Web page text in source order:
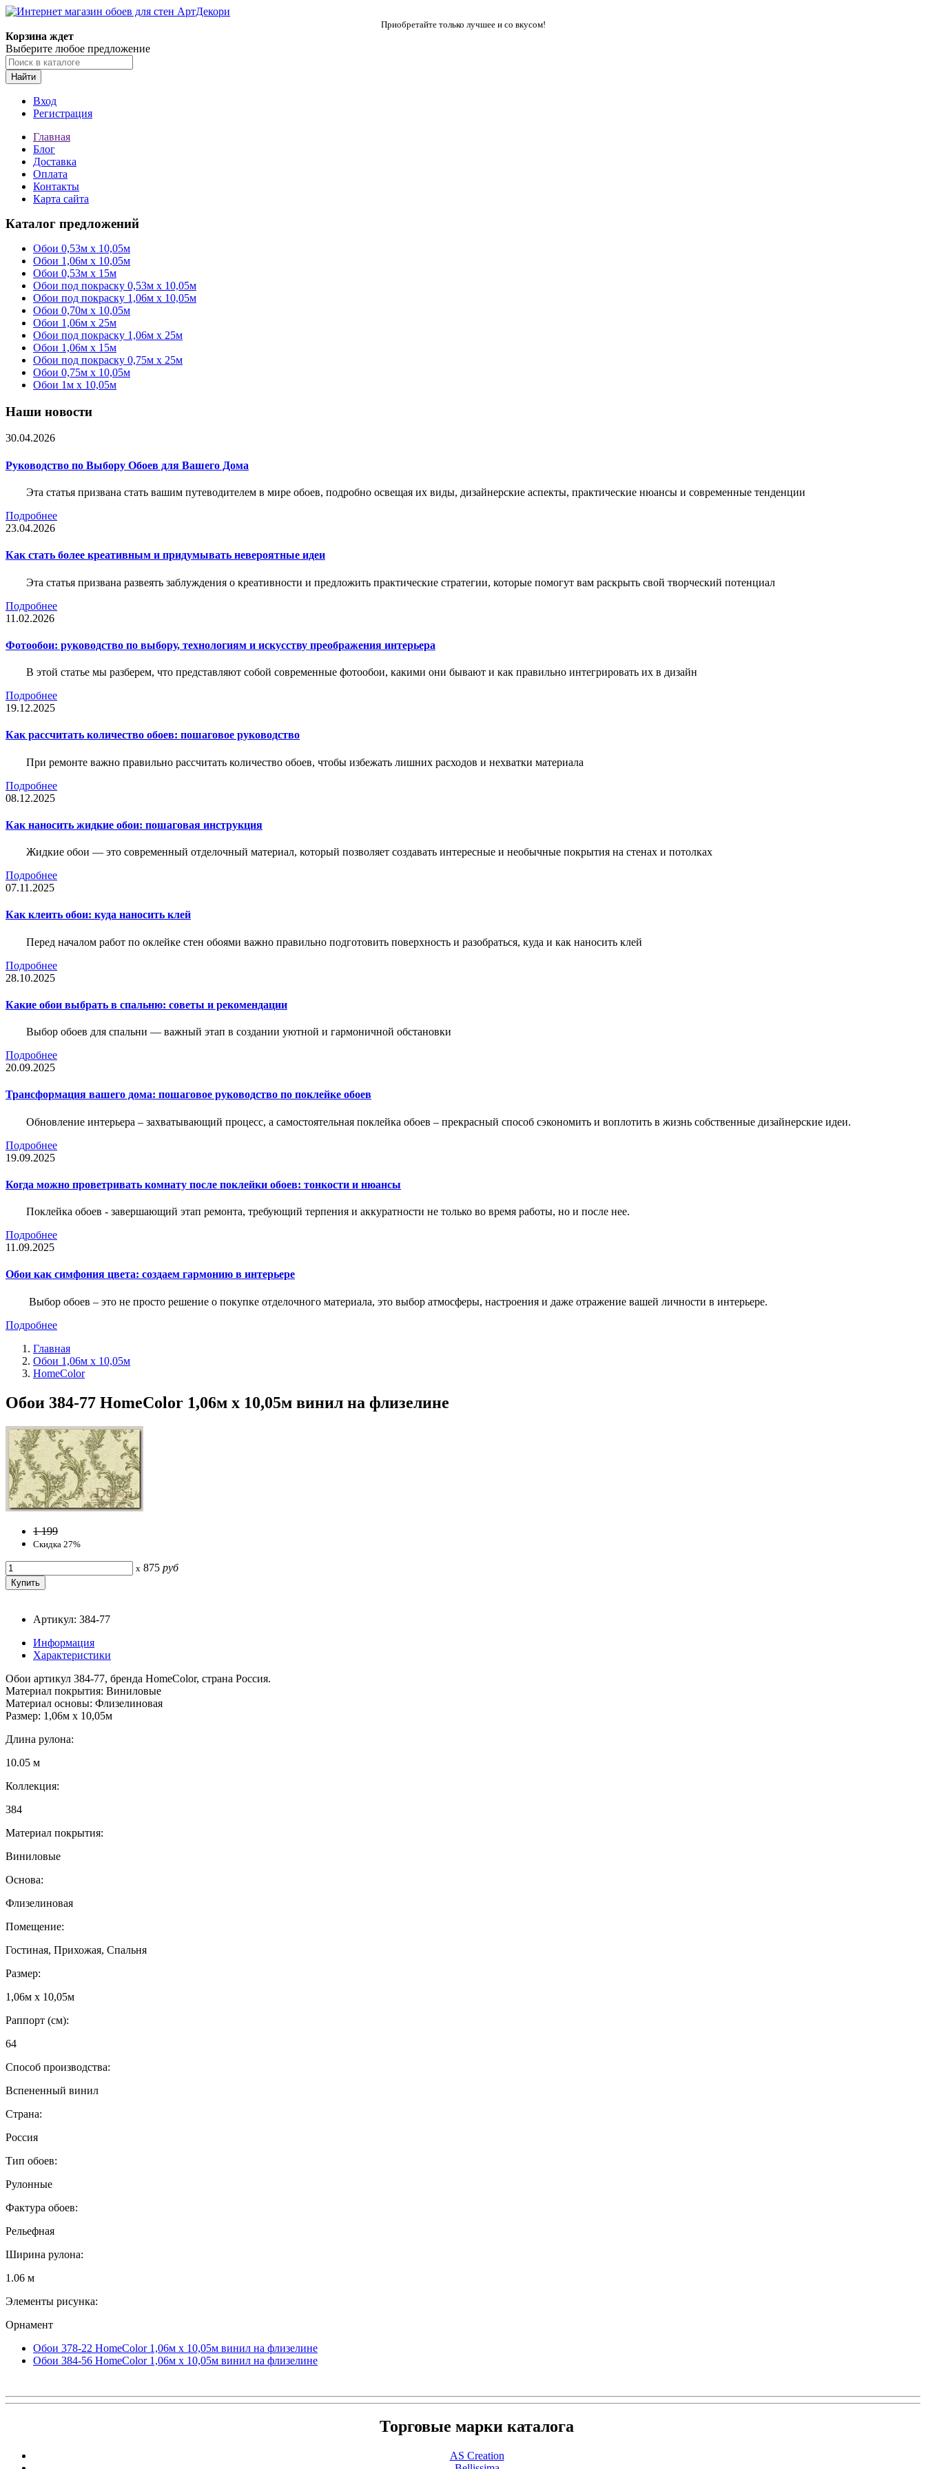
Приобретайте только лучшее и со вкусом!
Корзина ждет
Выберите любое предложение
Найти
Вход
Регистрация
Главная
Блог
Доставка
Оплата
Контакты
Карта сайта
Каталог предложений
Обои 0,53м x 10,05м
Обои 1,06м х 10,05м
Обои 0,53м x 15м
Обои под покраску 0,53м x 10,05м
Обои под покраску 1,06м х 10,05м
Обои 0,70м x 10,05м
Обои 1,06м x 25м
Обои под покраску 1,06м x 25м
Обои 1,06м x 15м
Обои под покраску 0,75м x 25м
Обои 0,75м x 10,05м
Обои 1м х 10,05м
Наши новости
30.04.2026
Руководство по Выбору Обоев для Вашего Дома
Эта статья призвана стать вашим путеводителем в мире обоев, подробно освещая их виды, дизайнерские аспекты, практические нюансы и современные тенденции
Подробнее
23.04.2026
Как стать более креативным и придумывать невероятные идеи
Эта статья призвана развеять заблуждения о креативности и предложить практические стратегии, которые помогут вам раскрыть свой творческий потенциал
Подробнее
11.02.2026
Фотообои: руководство по выбору, технологиям и искусству преображения интерьера
В этой статье мы разберем, что представляют собой современные фотообои, какими они бывают и как правильно интегрировать их в дизайн
Подробнее
19.12.2025
Как рассчитать количество обоев: пошаговое руководство
При ремонте важно правильно рассчитать количество обоев, чтобы избежать лишних расходов и нехватки материала
Подробнее
08.12.2025
Как наносить жидкие обои: пошаговая инструкция
Жидкие обои — это современный отделочный материал, который позволяет создавать интересные и необычные покрытия на стенах и потолках
Подробнее
07.11.2025
Как клеить обои: куда наносить клей
Перед началом работ по оклейке стен обоями важно правильно подготовить поверхность и разобраться, куда и как наносить клей
Подробнее
28.10.2025
Какие обои выбрать в спальню: советы и рекомендации
Выбор обоев для спальни — важный этап в создании уютной и гармоничной обстановки
Подробнее
20.09.2025
Трансформация вашего дома: пошаговое руководство по поклейке обоев
Обновление интерьера – захватывающий процесс, а самостоятельная поклейка обоев – прекрасный способ сэкономить и воплотить в жизнь собственные дизайнерские идеи.
Подробнее
19.09.2025
Когда можно проветривать комнату после поклейки обоев: тонкости и нюансы
Поклейка обоев - завершающий этап ремонта, требующий терпения и аккуратности не только во время работы, но и после нее.
Подробнее
11.09.2025
Обои как симфония цвета: создаем гармонию в интерьере
Выбор обоев – это не просто решение о покупке отделочного материала, это выбор атмосферы, настроения и даже отражение вашей личности в интерьере.
Подробнее
Главная
Обои 1,06м х 10,05м
HomeColor
Обои 384-77 HomeColor 1,06м х 10,05м винил на флизелине
1 199
Скидка 27%
x 875 руб
Артикул: 384-77
Информация
Характеристики
Обои артикул 384-77, бренда HomeColor, страна Россия.
Материал покрытия: Виниловые
Материал основы: Флизелиновая
Размер: 1,06м х 10,05м
Длина рулона:
10.05 м
Коллекция:
384
Материал покрытия:
Виниловые
Основа:
Флизелиновая
Помещение:
Гостиная, Прихожая, Спальня
Размер:
1,06м х 10,05м
Раппорт (см):
64
Способ производства:
Вспененный винил
Страна:
Россия
Тип обоев:
Рулонные
Фактура обоев:
Рельефная
Ширина рулона:
1.06 м
Элементы рисунка:
Орнамент
Обои 378-22 HomeColor 1,06м х 10,05м винил на флизелине
Обои 384-56 HomeColor 1,06м х 10,05м винил на флизелине
Торговые марки каталога
AS Creation